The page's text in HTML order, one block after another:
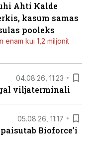
Ahti Kalde
kasum samas
pooleks
enam kui 1,2 miljonit
04.08.26, 11:23
viljaterminali
05.08.26, 11:17
Bioforce’i